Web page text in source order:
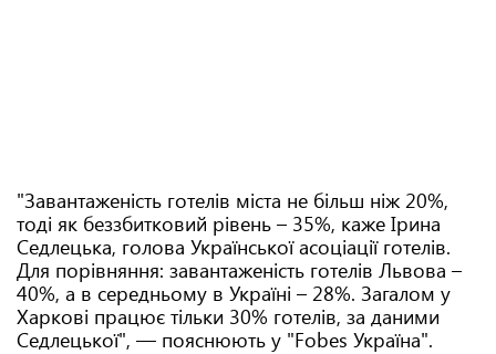
"Завантаженість готелів міста не більш ніж 20%,
тоді як беззбитковий рівень – 35%, каже Ірина
Седлецька, голова Української асоціації готелів.
Для порівняння: завантаженість готелів Львова –
40%, а в середньому в Україні – 28%. Загалом у
Харкові працює тільки 30% готелів, за даними
Седлецької", — пояснюють у "Fobes Україна".